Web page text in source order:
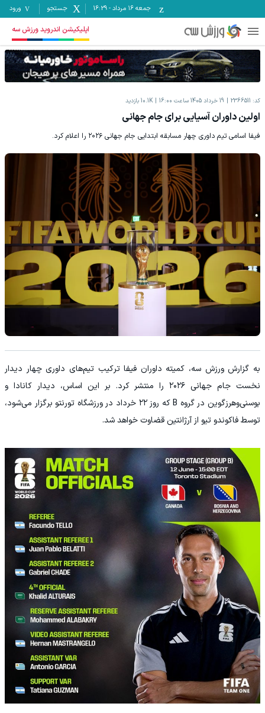
جمعه ۱۶ مرداد -
16:29 جستجو ورود
اپلیکیشن اندروید ورزش سه
کد: 2366511 19 خرداد 1405 ساعت 16:00 10.1K بازدید
اولین داوران آسیایی برای جام جهانی
فیفا اسامی تیم داوری چهار مسابقه ابتدایی جام جهانی ۲۰۲۶ را اعلام کرد.
به گزارش ورزش سه، کمیته داوران فیفا ترکیب تیم‌های داوری چهار دیدار
نخست جام جهانی ۲۰۲۶ را منتشر کرد. بر این اساس، دیدار کانادا و
بوسنی‌وهرزگوین در گروه B که روز ۲۲ خرداد در ورزشگاه تورنتو برگزار می‌شود،
توسط فاکوندو تیو از آرژانتین قضاوت خواهد شد.